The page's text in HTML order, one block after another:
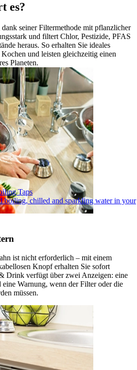
Taps
boiling, chilled and sparkling water in your
es?
seiner Filtermethode mit pflanzlicher
und filtert Chlor, Pestizide, PFAS
heraus. So erhalten Sie ideales
und leisten gleichzeitig einen
Planeten.
ist nicht erforderlich – mit einem
Knopf erhalten Sie sofort
Drink verfügt über zwei Anzeigen: eine
eine Warnung, wenn der Filter oder die
müssen.